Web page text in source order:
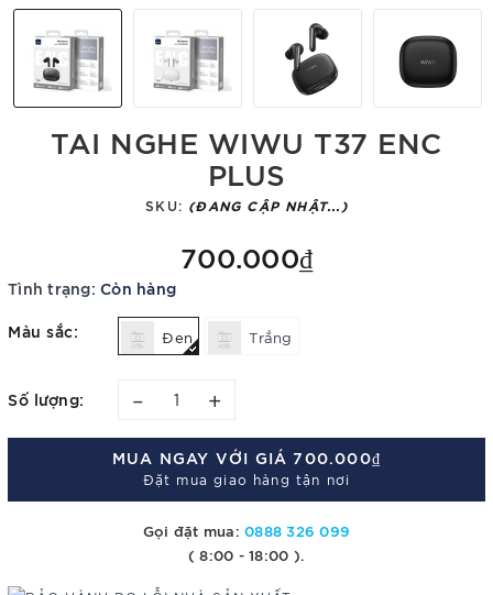
TAI NGHE WIWU T37 ENC
PLUS
SKU: (ĐANG CẬP NHẬT...)
700.000₫
Tình trạng: Còn hàng
Màu sắc: Đen Trắng
Số lượng: – +
MUA NGAY VỚI GIÁ 700.000₫
Đặt mua giao hàng tận nơi
Gọi đặt mua:0888 326 099
( 8:00 - 18:00 ).